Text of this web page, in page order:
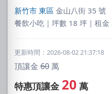
新竹市 東區 金山八街 35 號
餐飲小吃｜坪數 18 坪｜租
更新時間：2026-08-02 21:37:18
頂讓金 60萬
特惠頂讓金 20 萬